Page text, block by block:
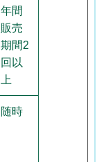
年間
販売
期間2
回以
上
随時